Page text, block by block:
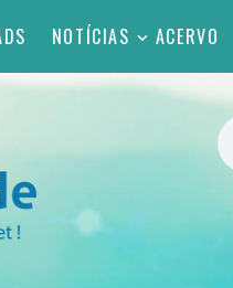
NOTÍCIAS ACERVO